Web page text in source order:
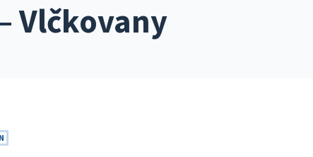
Vlčkovany